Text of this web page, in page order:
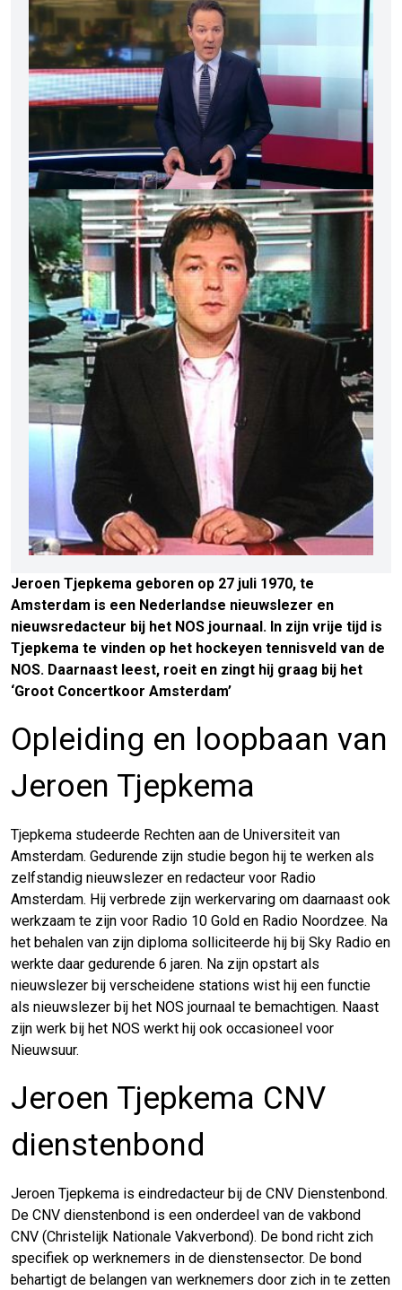
Jeroen Tjepkema geboren op 27 juli 1970, te
Amsterdam is een Nederlandse nieuwslezer en
nieuwsredacteur bij het NOS journaal. In zijn vrije tijd is
Tjepkema te vinden op het hockeyen tennisveld van de
NOS. Daarnaast leest, roeit en zingt hij graag bij het
‘Groot Concertkoor Amsterdam’
Opleiding en loopbaan van
Jeroen Tjepkema
Tjepkema studeerde Rechten aan de Universiteit van
Amsterdam. Gedurende zijn studie begon hij te werken als
zelfstandig nieuwslezer en redacteur voor Radio
Amsterdam. Hij verbrede zijn werkervaring om daarnaast ook
werkzaam te zijn voor Radio 10 Gold en Radio Noordzee. Na
het behalen van zijn diploma solliciteerde hij bij Sky Radio en
werkte daar gedurende 6 jaren. Na zijn opstart als
nieuwslezer bij verscheidene stations wist hij een functie
als nieuwslezer bij het NOS journaal te bemachtigen. Naast
zijn werk bij het NOS werkt hij ook occasioneel voor
Nieuwsuur.
Jeroen Tjepkema CNV
dienstenbond
Jeroen Tjepkema is eindredacteur bij de CNV Dienstenbond.
De CNV dienstenbond is een onderdeel van de vakbond
CNV (Christelijk Nationale Vakverbond). De bond richt zich
specifiek op werknemers in de dienstensector. De bond
behartigt de belangen van werknemers door zich in te zetten